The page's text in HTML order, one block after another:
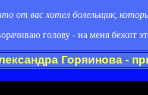
от вас хотел болельщик,
голову - на меня бежит
Горяинова -